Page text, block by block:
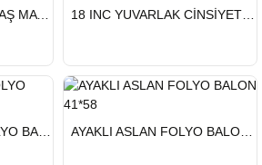
18 INC YUVARLAK 1 YAŞ MAVİ FOLYO BALON 43*43
GÖNDERİ
18 INC YUVARLAK CİNSİYET FOLYO BALON 43*43
GÖNDERİ
AYAKLI ASLAN FOLYO BALON 41*58